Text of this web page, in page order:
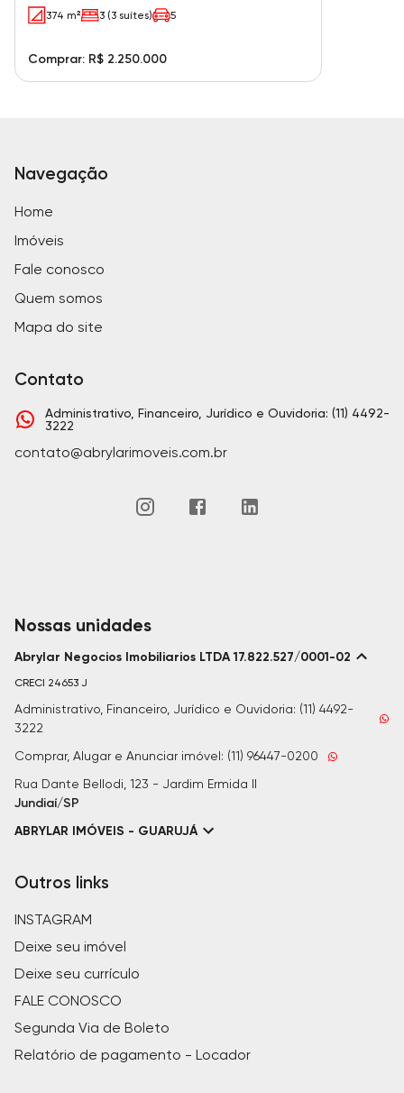
374 m² 3 (3 suítes) 5
Comprar: R$ 2.250.000
Navegação
Home
Imóveis
Fale conosco
Quem somos
Mapa do site
Contato
Administrativo, Financeiro, Jurídico e Ouvidoria: (11) 4492-
3222
contato@abrylarimoveis.com.br
Nossas unidades
Abrylar Negocios Imobiliarios LTDA 17.822.527/0001-02
CRECI 24653 J
Administrativo, Financeiro, Jurídico e Ouvidoria: (11) 4492-
3222
Comprar, Alugar e Anunciar imóvel: (11) 96447-0200
Rua Dante Bellodi, 123 - Jardim Ermida II
Jundiaí/SP
ABRYLAR IMÓVEIS - GUARUJÁ
Outros links
INSTAGRAM
Deixe seu imóvel
Deixe seu currículo
FALE CONOSCO
Segunda Via de Boleto
Relatório de pagamento - Locador